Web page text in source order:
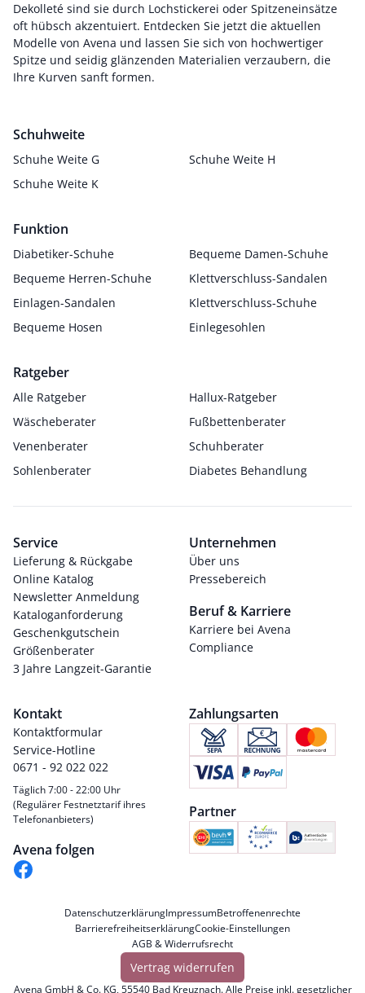
Dekolleté sind sie durch Lochstickerei oder Spitzeneinsätze
oft hübsch akzentuiert. Entdecken Sie jetzt die aktuellen
Modelle von Avena und lassen Sie sich von hochwertiger
Spitze und seidig glänzenden Materialien verzaubern, die
Ihre Kurven sanft formen.
Schuhweite
Schuhe Weite G
Schuhe Weite H
Schuhe Weite K
Funktion
Diabetiker-Schuhe
Bequeme Damen-Schuhe
Bequeme Herren-Schuhe
Klettverschluss-Sandalen
Einlagen-Sandalen
Klettverschluss-Schuhe
Bequeme Hosen
Einlegesohlen
Ratgeber
Alle Ratgeber
Hallux-Ratgeber
Wäscheberater
Fußbettenberater
Venenberater
Schuhberater
Sohlenberater
Diabetes Behandlung
Service
Lieferung & Rückgabe
Online Katalog
Newsletter Anmeldung
Kataloganforderung
Geschenkgutschein
Größenberater
3 Jahre Langzeit-Garantie
Unternehmen
Über uns
Pressebereich
Beruf & Karriere
Karriere bei Avena
Compliance
Kontakt
Kontaktformular
Service-Hotline
0671 - 92 022 022
Täglich 7:00 - 22:00 Uhr
(Regulärer Festnetztarif ihres
Telefonanbieters)
Avena folgen
Zahlungsarten
Partner
DatenschutzerklärungImpressumBetroffenenrechte
BarrierefreiheitserklärungCookie-Einstellungen
AGB & Widerrufsrecht
Vertrag widerrufen
Avena GmbH & Co. KG, 55540 Bad Kreuznach. Alle Preise inkl. gesetzlicher